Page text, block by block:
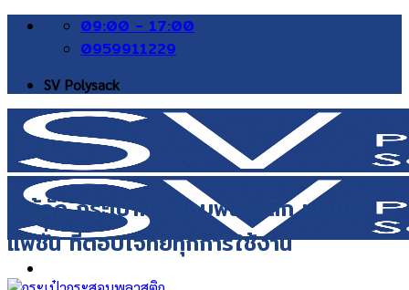
Skip
09:00 - 17:00
0959911229
SV Polysack
มารู้จัก กระเป๋ากระสอบพลาสติก เทรนด์
แฟชั่น ที่ตอบโจทย์ทุกการใช้งาน